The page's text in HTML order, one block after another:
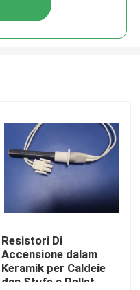
Resistori Di
Accensione dalam
Keramik per Caldeie
dan Stufe a Pellet